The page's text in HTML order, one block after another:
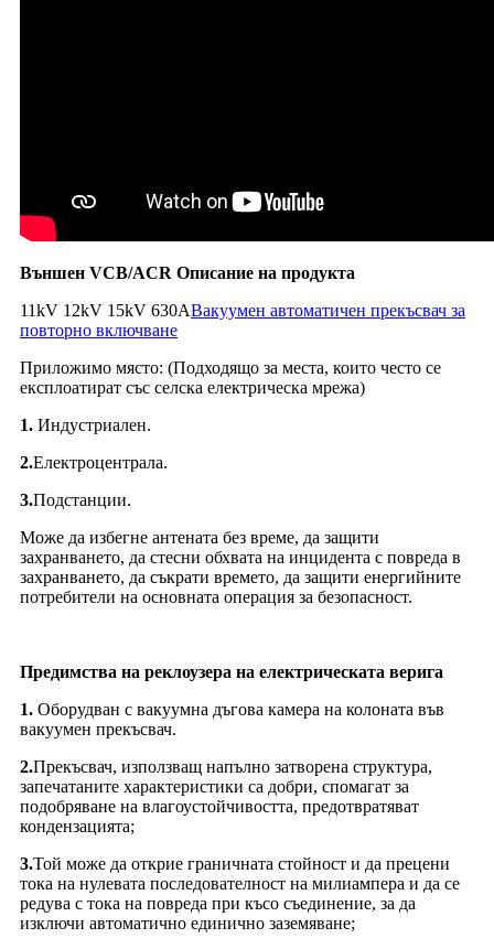
Външен VCB/ACR Описание на продукта
11kV 12kV 15kV 630AВакуумен автоматичен прекъсвач за
повторно включване
Приложимо място: (Подходящо за места, които често се
експлоатират със селска електрическа мрежа)
1. Индустриален.
2.Електроцентрала.
3.Подстанции.
Може да избегне антената без време, да защити
захранването, да стесни обхвата на инцидента с повреда в
захранването, да съкрати времето, да защити енергийните
потребители на основната операция за безопасност.
Предимства на реклоузера на електрическата верига
1. Оборудван с вакуумна дъгова камера на колоната във
вакуумен прекъсвач.
2.Прекъсвач, използващ напълно затворена структура,
запечатаните характеристики са добри, спомагат за
подобряване на влагоустойчивостта, предотвратяват
кондензацията;
3.Той може да открие граничната стойност и да прецени
тока на нулевата последователност на милиампера и да се
редува с тока на повреда при късо съединение, за да
изключи автоматично единично заземяване;